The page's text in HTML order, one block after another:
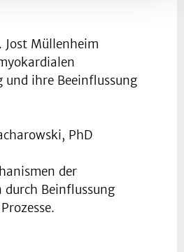
Jost Müllenheim
ihre Beeinflussung
PhD
der
Beinflussung